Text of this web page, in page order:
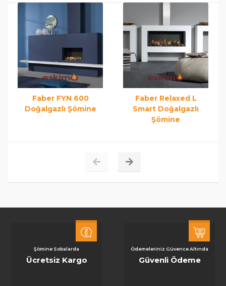
Faber FYN 600
Doğalgazlı Şömine
Faber Relaxed L
Smart Doğalgazlı
Şömine
Şömine Sobalarda
Ücretsiz Kargo
Ödemeleriniz Güvence Altında
Güvenli Ödeme